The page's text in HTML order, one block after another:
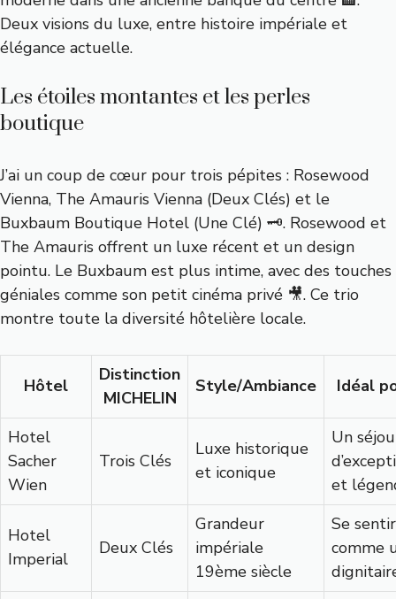
Deux visions du luxe, entre histoire impériale et
élégance actuelle.
Les étoiles montantes et les perles
boutique
J’ai un coup de cœur pour trois pépites : Rosewood
Vienna, The Amauris Vienna (Deux Clés) et le
Buxbaum Boutique Hotel (Une Clé) 🗝️. Rosewood et
The Amauris offrent un luxe récent et un design
pointu. Le Buxbaum est plus intime, avec des touches
géniales comme son petit cinéma privé 🎥. Ce trio
montre toute la diversité hôtelière locale.
Hôtel
Distinction
MICHELIN
Style/Ambiance Idéal
Hotel
Sacher
Wien
Trois Clés
Luxe historique
et iconique
Un
et
Hotel
Imperial
Deux Clés
Grandeur
impériale
19ème siècle
Se sentir
comme